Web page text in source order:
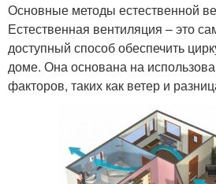
Основные методы естественной
Естественная вентиляция – это
доступный способ обеспечить
доме. Она основана на
факторов, таких как ветер и